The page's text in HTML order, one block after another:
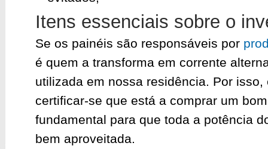
Itens essenciais sobre o
Se os painéis são responsáveis por
é quem a transforma em corrente
utilizada em nossa residência. Por isso,
certificar-se que está a comprar um
fundamental para que toda a potência
bem aproveitada.